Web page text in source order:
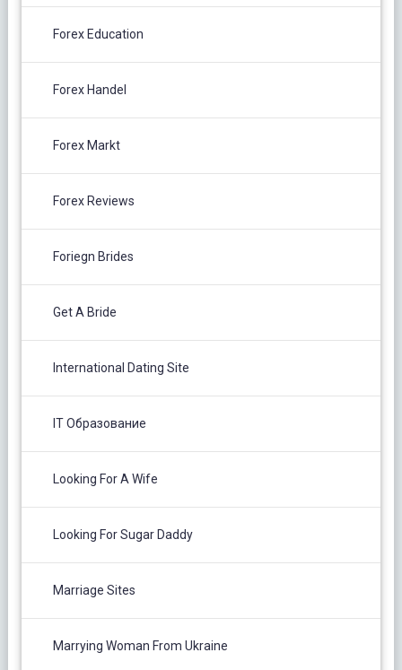
Forex Education
Forex Handel
Forex Markt
Forex Reviews
Foriegn Brides
Get A Bride
International Dating Site
IT Образование
Looking For A Wife
Looking For Sugar Daddy
Marriage Sites
Marrying Woman From Ukraine